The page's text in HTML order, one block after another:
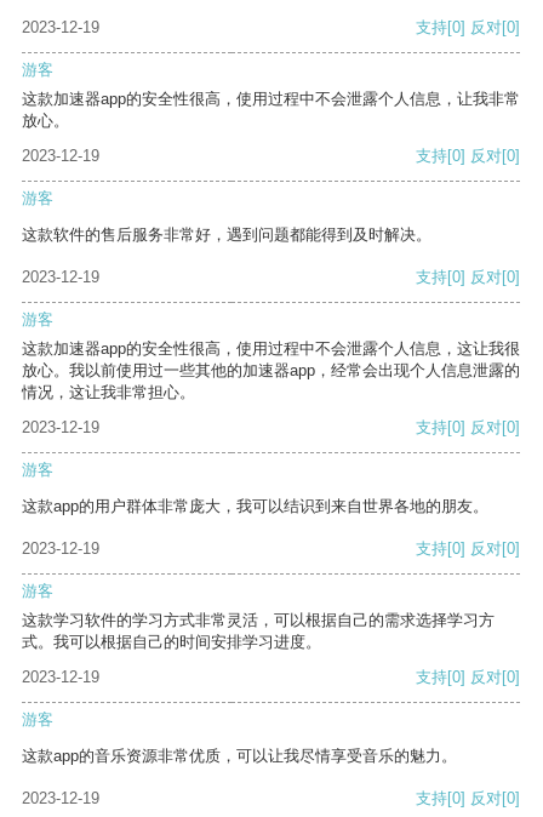
2023-12-19 支持[0] 反对[0]
游客
这款加速器app的安全性很高，使用过程中不会泄露个人信息，让我非常
放心。
2023-12-19
支持[0] 反对[0]
游客
这款软件的售后服务非常好，遇到问题都能得到及时解决。
2023-12-19 支持[0] 反对[0]
游客
这款加速器app的安全性很高，使用过程中不会泄露个人信息，这让我很
放心。我以前使用过一些其他的加速器app，经常会出现个人信息泄露的
情况，这让我非常担心。
2023-12-19
支持[0] 反对[0]
游客
这款app的用户群体非常庞大，我可以结识到来自世界各地的朋友。
2023-12-19 支持[0] 反对[0]
游客
这款学习软件的学习方式非常灵活，可以根据自己的需求选择学习方
式。我可以根据自己的时间安排学习进度。
2023-12-19
支持[0] 反对[0]
游客
这款app的音乐资源非常优质，可以让我尽情享受音乐的魅力。
2023-12-19 支持[0] 反对[0]